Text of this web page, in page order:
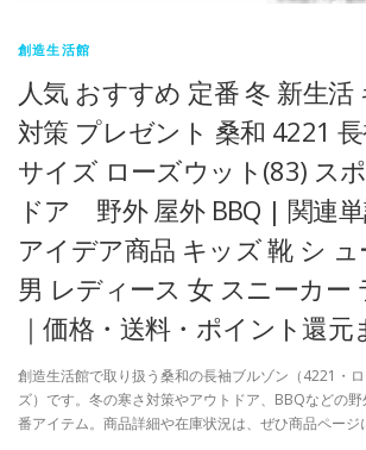
創造生活館
人気 おすすめ 定番 冬 新生活
対策 プレゼント 桑和 4221
サイズ ローズウット(83) ス
ドア 野外 屋外 BBQ | 関連
アイデア商品 キッズ 靴 シ
男 レディース 女 スニーカー
｜価格・送料・ポイント還元
創造生活館で取り扱う桑和の長袖ブルゾン（4221・
ズ）です。冬の寒さ対策やアウトドア、BBQなどの
番アイテム。商品詳細や在庫状況は、ぜひ商品ページ